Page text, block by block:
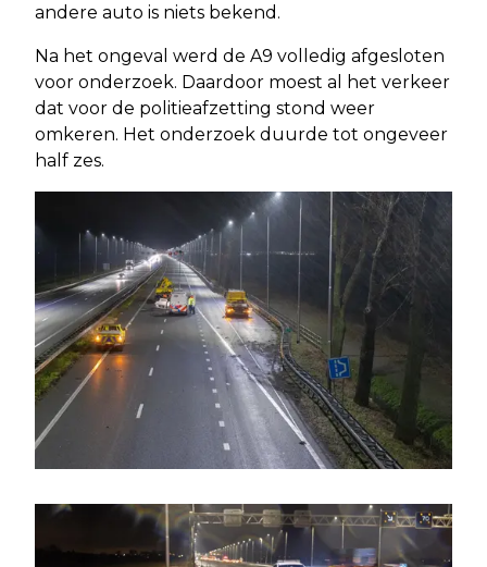
andere auto is niets bekend.
Na het ongeval werd de A9 volledig afgesloten
voor onderzoek. Daardoor moest al het verkeer
dat voor de politieafzetting stond weer
omkeren. Het onderzoek duurde tot ongeveer
half zes.